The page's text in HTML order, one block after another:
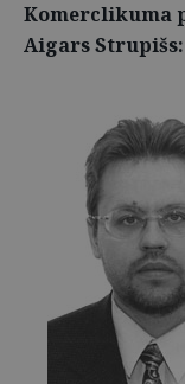
Komerclikuma
Aigars Strupišs: